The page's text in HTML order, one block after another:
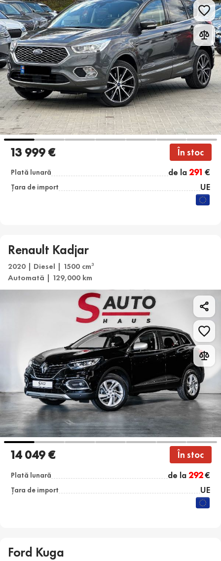
13 999 € În stoc
Plată lunară de la291 €
Țara de import UE
Renault Kadjar
2020 | Diesel | 1500 cm3
Automată | 129,000 km
14 049 € În stoc
Plată lunară de la292€
Țara de import UE
Ford Kuga